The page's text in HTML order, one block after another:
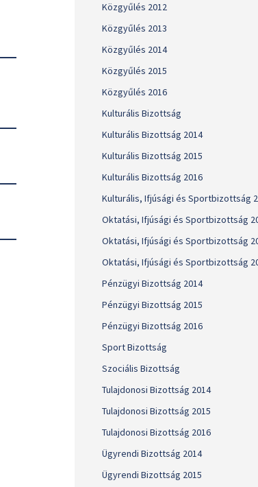
Közgyűlés 2012
Közgyűlés 2013
Közgyűlés 2014
Közgyűlés 2015
Közgyűlés 2016
Kulturális Bizottság
Kulturális Bizottság 2014
Kulturális Bizottság 2015
Kulturális Bizottság 2016
Kulturális, Ifjúsági és Sportbizottság
Oktatási, Ifjúsági és Sportbizottság
Oktatási, Ifjúsági és Sportbizottság
Oktatási, Ifjúsági és Sportbizottság
Pénzügyi Bizottság 2014
Pénzügyi Bizottság 2015
Pénzügyi Bizottság 2016
Sport Bizottság
Szociális Bizottság
Tulajdonosi Bizottság 2014
Tulajdonosi Bizottság 2015
Tulajdonosi Bizottság 2016
Ügyrendi Bizottság 2014
Ügyrendi Bizottság 2015